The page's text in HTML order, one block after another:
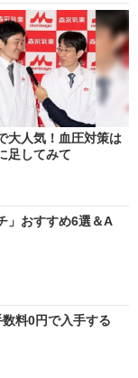
大人気！血圧対策は
足してみて
」おすすめ6選＆A
料0円で入手する